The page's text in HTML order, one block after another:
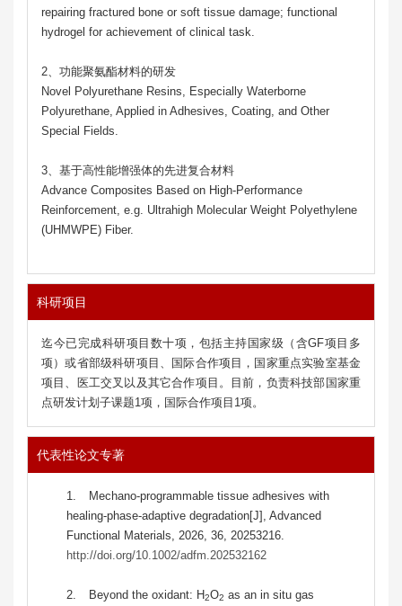
repairing fractured bone or soft tissue damage; functional
hydrogel for achievement of clinical task.
2、功能聚氨酯材料的研发
Novel Polyurethane Resins, Especially Waterborne
Polyurethane, Applied in Adhesives, Coating, and Other
Special Fields.
3、基于高性能增强体的先进复合材料
Advance Composites Based on High-Performance
Reinforcement, e.g. Ultrahigh Molecular Weight Polyethylene
(UHMWPE) Fiber.
科研项目
迄今已完成科研项目数十项，包括主持国家级（含GF项目多
项）或省部级科研项目、国际合作项目，国家重点实验室基金
项目、医工交叉以及其它合作项目。目前，负责科技部国家重
点研发计划子课题1项，国际合作项目1项。
代表性论文专著
1.
Mechano-programmable tissue adhesives with
healing-phase-adaptive degradation[J], Advanced
Functional Materials, 2026, 36, 20253216.
http://doi.org/10.1002/adfm.202532162
2. Beyond the oxidant: H2O2 as an in situ gas